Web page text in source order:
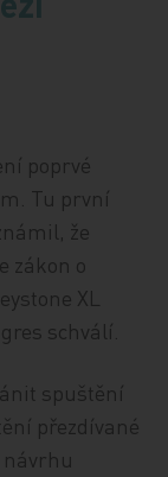
poprvé
Tu první
že
zákon o
XL
schválí.
spuštění
přezdívané
návrhu